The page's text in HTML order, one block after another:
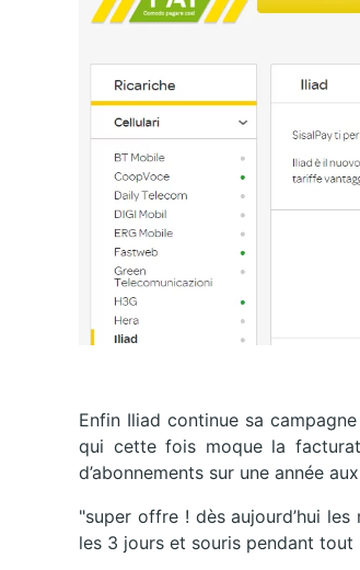
Enfin Iliad continue sa
qui cette fois moque la
d’abonnements sur une année
"super offre ! dès aujourd’hui
les 3 jours et souris pendant tout